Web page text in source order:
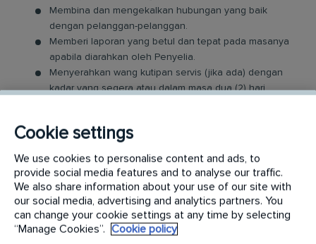
Membina dan mengekalkan hubungan yang baik
dengan pelanggan-pelanggan.
Memberi laporan yang betul dan tepat pada masanya
apabila diarahkan oleh Penyelia.
Menyerahkan wang kutipan servis (jika ada) dengan
kadar yang segera atau dalam masa dua (2) hari.
yang diadakan oleh pengurusan cawangan anda.
yang mungkin diberikan kepada anda dari semasa ke
semasa.
SEMUA JANTINA DARI PELBAGAI BANGSA
ADALAH DIGALAKKAN UNTUK MEMOHON
Cookie settings
We use cookies to personalise content and ads, to
provide social media features and to analyse our traffic.
We also share information about your use of our site with
our social media, advertising and analytics partners. You
can change your cookie settings at any time by selecting
“Manage Cookies”.
Cookie policy